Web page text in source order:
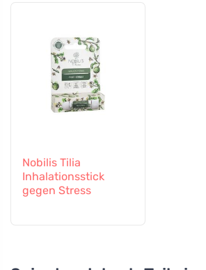
Nobilis Tilia
Inhalationsstick
gegen Stress